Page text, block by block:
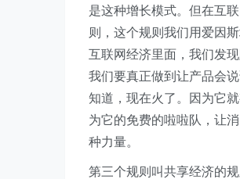
是这种增长模式。但在互
则，这个规则我们用爱因
互联网经济里面，我们发
我们要真正做到让产品会
知道，现在火了。因为它
为它的免费的啦啦队，让
种力量。
第三个规则叫共享经济的